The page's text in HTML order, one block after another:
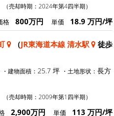
（売却時期：2024年第4四半期）
格 800万円 単価 18.9 万円/坪
（JR東海道本線 清水駅
徒歩
・建物面積： 25.7 坪 ・土地形状： 長方
（売却時期：2009年第1四半期）
2,900万円 単価 113 万円/坪